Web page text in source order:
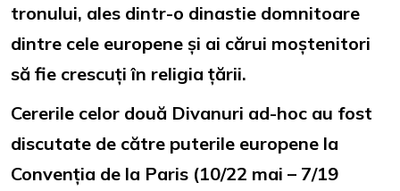
tronului, ales dintr-o dinastie domnitoare
dintre cele europene și ai cărui moștenitori
să fie crescuți în religia țării.
Cererile celor două Divanuri ad-hoc au fost
discutate de către puterile europene la
Convenția de la Paris (10/22 mai – 7/19